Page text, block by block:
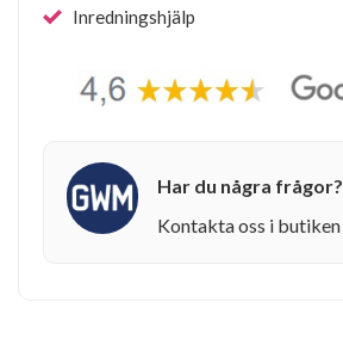
Inredningshjälp
Har du några frågor?
Kontakta oss i butiken